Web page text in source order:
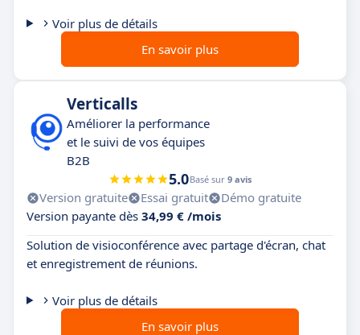
Voir plus de détails
En savoir plus
Verticalls
Améliorer la performance
et le suivi de vos équipes
B2B
5.0Basé sur 9 avis
Version gratuite Essai gratuit
Démo gratuite
Version payante dès 34,99 € /mois
Solution de visioconférence avec partage d'écran, chat
et enregistrement de réunions.
Voir plus de détails
En savoir plus